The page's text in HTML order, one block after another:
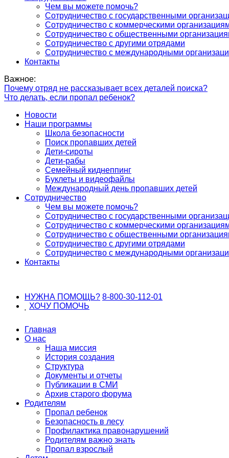
Чем вы можете помочь?
Сотрудничество с государственными
Сотрудничество с коммерческими
Сотрудничество с общественными
Сотрудничество с другими отрядами
Сотрудничество с международными
Контакты
Важное:
Почему отряд не рассказывает всех деталей поиска?
Что делать, если пропал ребенок?
Новости
Наши программы
Школа безопасности
Поиск пропавших детей
Дети-сироты
Дети-рабы
Семейный киднеппинг
Буклеты и видеофайлы
Международный день пропавших детей
Сотрудничество
Чем вы можете помочь?
Сотрудничество с государственными
Сотрудничество с коммерческими
Сотрудничество с общественными
Сотрудничество с другими отрядами
Сотрудничество с международными
Контакты
НУЖНА ПОМОЩЬ? 8-800-30-112-01
ХОЧУ ПОМОЧЬ
Главная
О нас
Наша миссия
История создания
Структура
Документы и отчеты
Публикации в СМИ
Архив старого форума
Родителям
Пропал ребенок
Безопасность в лесу
Профилактика правонарушений
Родителям важно знать
Пропал взрослый